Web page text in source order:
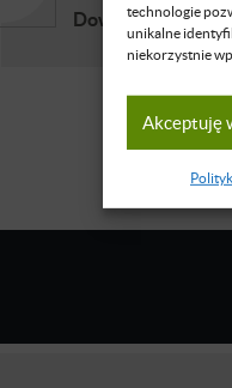
technologie
unikalne
niekorzystnie
Akceptuję
Dowiedz się